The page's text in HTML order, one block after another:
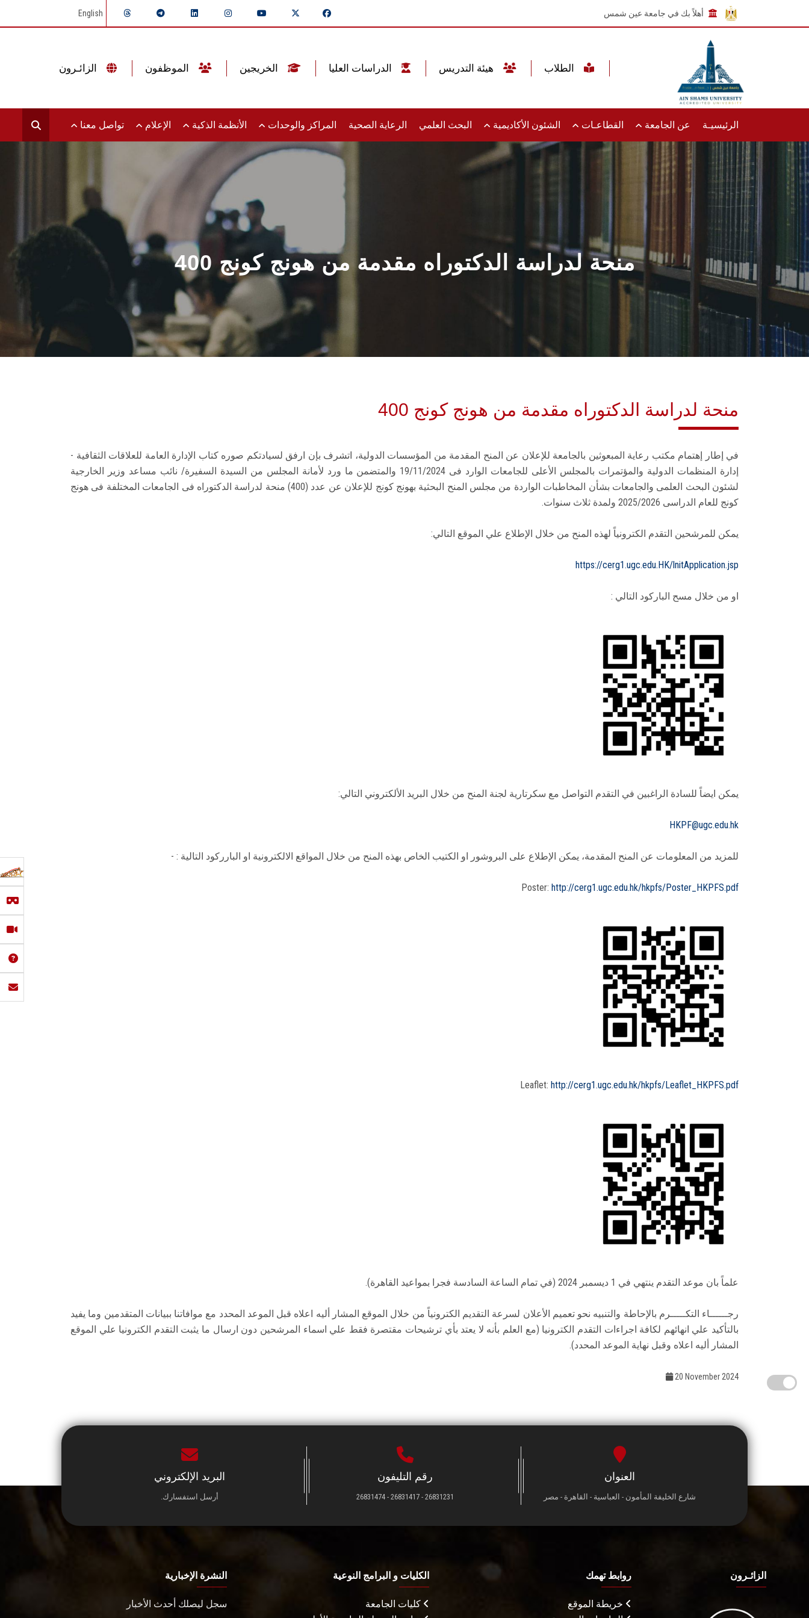
أهلاً بك في جامعة عين شمس English
الرئيسيـة عن الجامعة القطاعـات الشئون الأكاديمية البحث العلمي الرعاية الصحية المراكز والوحدات الأنظمة الذكية الإعلام تواصل معنا
400 منحة لدراسة الدكتوراه مقدمة من هونج كونج
400 منحة لدراسة الدكتوراه مقدمة من هونج كونج
في إطار إهتمام مكتب رعاية المبعوثين بالجامعة للإعلان عن المنح المقدمة من المؤسسات الدولية، اتشرف بإن ارفق لسيادتكم صوره كتاب الإدارة العامة للعلاقات الثقافية -
إدارة المنظمات الدولية والمؤتمرات بالمجلس الأعلى للجامعات الوارد فى 19/11/2024 والمتضمن ما ورد لأمانة المجلس من السيدة السفيرة/ نائب مساعد وزير الخارجية
لشئون البحث العلمى والجامعات بشأن المخاطبات الواردة من مجلس المنح البحثية بهونج كونج للإعلان عن عدد (400) منحة لدراسة الدكتوراه فى الجامعات المختلفة فى هونج
كونج للعام الدراسى 2025/2026 ولمدة ثلاث سنوات.
يمكن للمرشحين التقدم الكترونياً لهذه المنح من خلال الإطلاع علي الموقع التالي:
https://cerg1.ugc.edu.HK/lnitApplication.jsp
او من خلال مسح الباركود التالي :
يمكن ايضاً للسادة الراغبين في التقدم التواصل مع سكرتارية لجنة المنح من خلال البريد الألكتروني التالي:
HKPF@ugc.edu.hk
للمزيد من المعلومات عن المنح المقدمة، يمكن الإطلاع على البروشور او الكتيب الخاص بهذه المنح من خلال المواقع الالكترونية او البارركود التالية : -
Poster: http://cerg1.ugc.edu.hk/hkpfs/Poster_HKPFS.pdf
Leaflet: http://cerg1.ugc.edu.hk/hkpfs/Leaflet_HKPFS.pdf
علماً بان موعد التقدم ينتهي في 1 ديسمبر 2024 (في تمام الساعة السادسة فجرا بمواعيد القاهرة).
رجــــــاء التكـــــرم بالإحاطة والتنبيه نحو تعميم الأعلان لسرعة التقديم الكترونياً من خلال الموقع المشار أليه اعلاه قبل الموعد المحدد مع موافاتنا ببيانات المتقدمين وما يفيد
بالتأكيد علي انهائهم لكافة اجراءات التقدم الكترونيا (مع العلم بأنه لا يعتد بأي ترشيحات مقتصرة فقط علي اسماء المرشحين دون ارسال ما يثبت التقدم الكترونيا علي الموقع
المشار أليه اعلاه وقبل نهاية الموعد المحدد).
20 November 2024
العنوان
شارع الخليفة المأمون - العباسية - القاهرة - مصر
رقم التليفون
26831231 - 26831417 - 26831474
البريد الإلكتروني
أرسل استفسارك.
الزائـرون روابط تهمك
خريطة الموقع
الكليات و البرامج النوعية
كليات الجامعة
النشرة الإخبارية
سجل ليصلك أحدث الأخبار